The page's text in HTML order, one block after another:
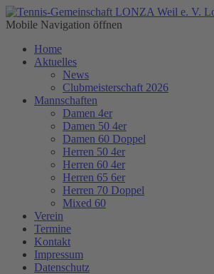
Mobile Navigation öffnen
Home
Aktuelles
News
Clubmeisterschaft 2026
Mannschaften
Damen 4er
Damen 50 4er
Damen 60 Doppel
Herren 50 4er
Herren 60 4er
Herren 65 6er
Herren 70 Doppel
Mixed 60
Verein
Termine
Kontakt
Impressum
Datenschutz